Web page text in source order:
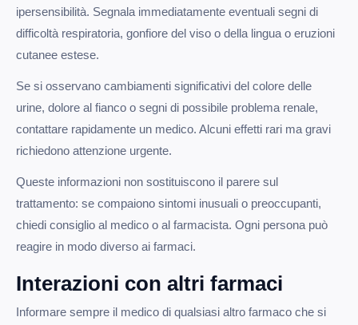
ipersensibilità. Segnala immediatamente eventuali segni di
difficoltà respiratoria, gonfiore del viso o della lingua o eruzioni
cutanee estese.
Se si osservano cambiamenti significativi del colore delle
urine, dolore al fianco o segni di possibile problema renale,
contattare rapidamente un medico. Alcuni effetti rari ma gravi
richiedono attenzione urgente.
Queste informazioni non sostituiscono il parere sul
trattamento: se compaiono sintomi inusuali o preoccupanti,
chiedi consiglio al medico o al farmacista. Ogni persona può
reagire in modo diverso ai farmaci.
Interazioni con altri farmaci
Informare sempre il medico di qualsiasi altro farmaco che si